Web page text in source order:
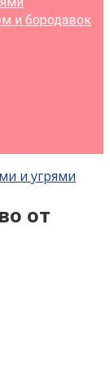
и бородавок
и угрями
от